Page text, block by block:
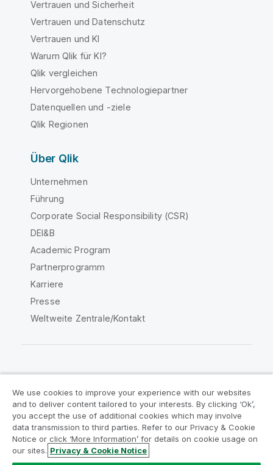
Vertrauen und Sicherheit
Vertrauen und Datenschutz
Vertrauen und KI
Warum Qlik für KI?
Qlik vergleichen
Hervorgehobene Technologiepartner
Datenquellen und -ziele
Qlik Regionen
Über Qlik
Unternehmen
Führung
Corporate Social Responsibility (CSR)
DEI&B
Academic Program
Partnerprogramm
Karriere
Presse
Weltweite Zentrale/Kontakt
Rechtliche Vereinbarungen
Produktbedingungen
Legal Policies
Legal Policies
Benutzungsbedingungen
We use cookies to improve your experience with our websites
and to deliver content tailored to your interests. By clicking ‘Ok’,
you accept the use of additional cookies which may involve
data transmission to third parties. Refer to our Privacy & Cookie
Notice or click ‘More Information’ for details on cookie usage on
our sites. Privacy & Cookie Notice